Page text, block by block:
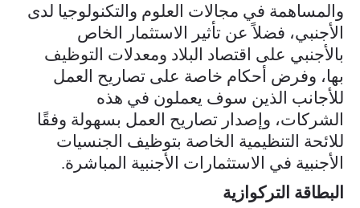
والمساهمة في مجالات العلوم والتكنولوجيا لدى
الأجنبي، فضلاً عن تأثير الاستثمار الخاص
بالأجنبي على اقتصاد البلاد ومعدلات التوظيف
بها، وفرض أحكام خاصة على تصاريح العمل
للأجانب الذين سوف يعملون في هذه
الشركات، وإصدار تصاريح العمل بسهولة وفقًا
للائحة التنظيمية الخاصة بتوظيف الجنسيات
الأجنبية في الاستثمارات الأجنبية المباشرة.
البطاقة التركوازية